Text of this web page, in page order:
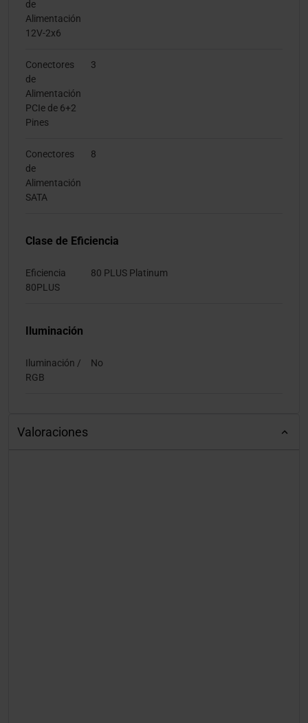
de
Alimentación
12V-2x6
Conectores
de
Alimentación
PCIe de 6+2
Pines
3
Conectores
de
Alimentación
SATA
8
Clase de Eficiencia
Eficiencia
80PLUS
80 PLUS Platinum
Iluminación
Iluminación /
RGB
No
Valoraciones